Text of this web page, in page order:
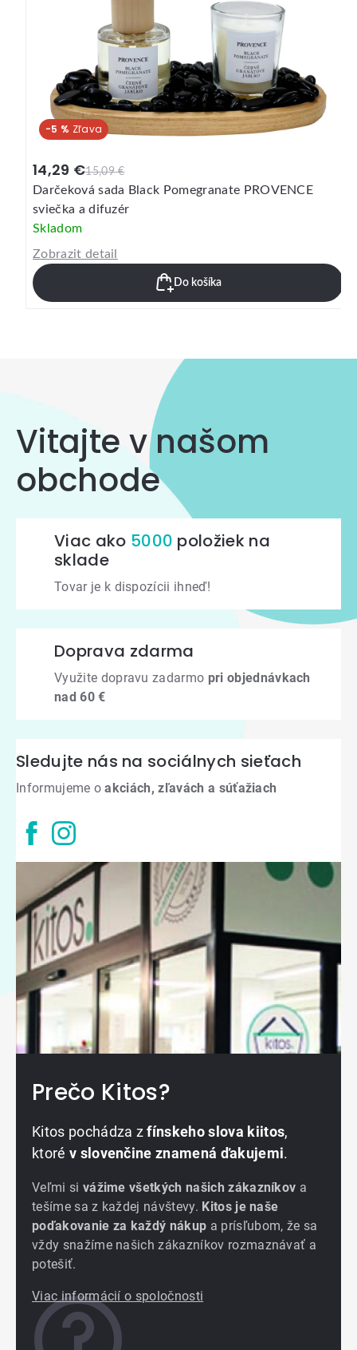
-5 %
15,09 €
14,29 €
Darčeková sada Musk Vanilla PROVENCE sviečka a
difuzér
Skladom
Zobrazit detail
Do košíka
Vitajte v našom
obchode
Viac ako 5000 položiek na
sklade
Tovar je k dispozícii ihneď!
Doprava zdarma
Využite dopravu zadarmo pri objednávkach
nad 60 €
Sledujte nás na sociálnych sieťach
Informujeme oakciách, zľavách a súťažiach
Prečo Kitos?
Kitos pochádza zfínskeho slova kiitos,
ktoré v slovenčine znamená ďakujemi.
Veľmi si vážime všetkých našich zákazníkov a
tešíme sa z každej návštevy. Kitos je naše
poďakovanie za každý nákup a prísľubom, že sa
vždy snažíme našich zákazníkov rozmaznávať a
potešiť.
Viac informácií o spoločnosti